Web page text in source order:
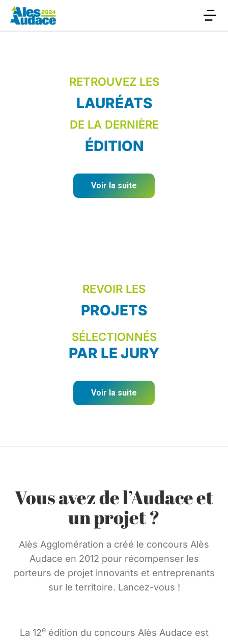
RETROUVEZ LES
LAURÉATS
DE LA DERNIÈRE
ÉDITION
Voir la suite
REVOIR LES
PROJETS
SÉLECTIONNÉS
PAR LE JURY
Voir la suite
Vous avez de l’Audace et
un projet ?
Alès Agglomération a créé le concours Alès
Audace en 2012 pour récompenser les
porteurs de projet innovants et entreprenants
sur le territoire. Lancez-vous !
La 12eédition du concours Alès Audace est